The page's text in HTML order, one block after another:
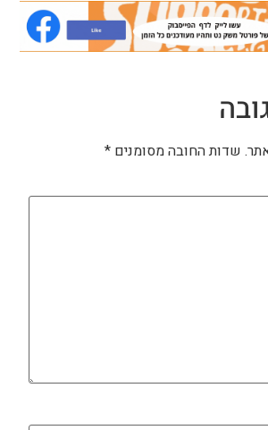
שדות החובה מסומנים *